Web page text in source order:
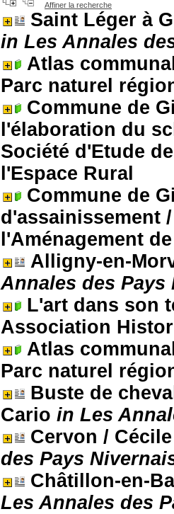
Affiner la recherche
Saint Léger à
in Les Annales
Atlas
Parc naturel
Commune de
l'élaboration du
Société d'Etude
l'Espace Rural
Commune de
d'assainissement
l'Aménagement
Alligny-en-
Annales des Pays
L'art dans son
Association
Atlas
Parc naturel
Buste de
Cario in Les
Cervon /
des Pays
Châtillon-en-
Les Annales des